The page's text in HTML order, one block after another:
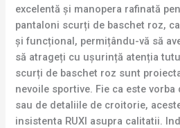
excelentă și manopera rafinată
pantaloni scurți de baschet roz,
și funcțional, permițându-vă să
să atrageți cu ușurință atenția
scurți de baschet roz sunt
nevoile sportive. Fie ca este
sau de detaliile de croitorie,
insistenta RUXI asupra calitatii.